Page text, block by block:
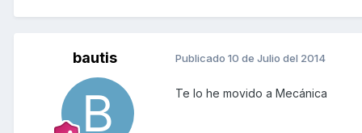
bautis Publicado 10 de Julio del 2014
Te lo he movido a Mecánica